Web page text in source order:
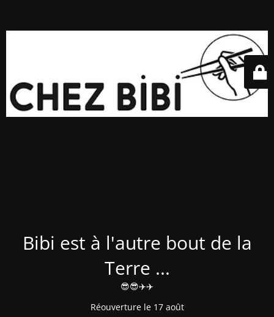
Bibi est à l'autre bout de la
Terre ...
😎😎✈️✈️
Réouverture le 17 août